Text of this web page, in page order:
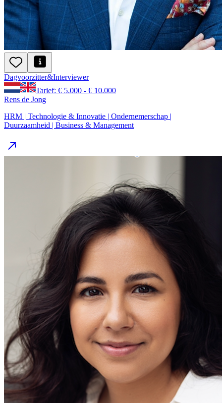
Dagvoorzitter&Interviewer
Tarief: € 5.000 - € 10.000
Rens de Jong
HRM | Technologie & Innovatie | Ondernemerschap |
Duurzaamheid | Business & Management